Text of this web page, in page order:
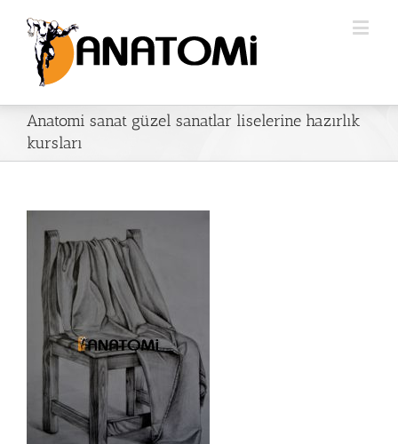
Anatomi sanat güzel sanatlar liselerine hazırlık
kursları